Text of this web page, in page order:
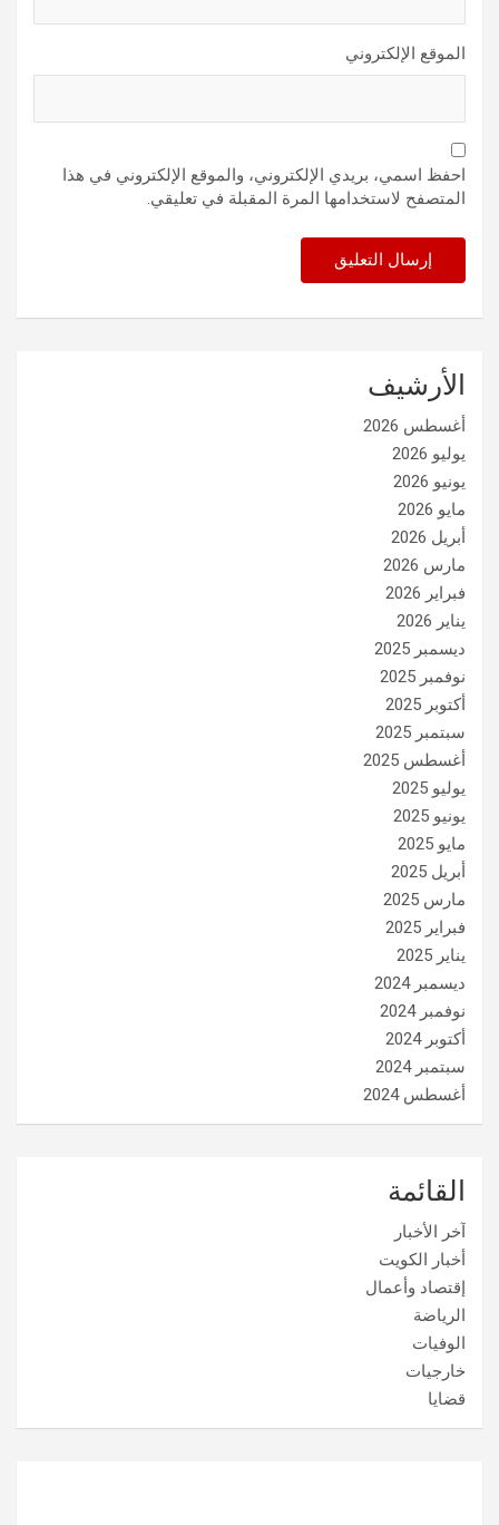
الموقع الإلكتروني
احفظ اسمي، بريدي الإلكتروني، والموقع الإلكتروني في هذا
المتصفح لاستخدامها المرة المقبلة في تعليقي.
الأرشيف
أغسطس 2026
يوليو 2026
يونيو 2026
مايو 2026
أبريل 2026
مارس 2026
فبراير 2026
يناير 2026
ديسمبر 2025
نوفمبر 2025
أكتوبر 2025
سبتمبر 2025
أغسطس 2025
يوليو 2025
يونيو 2025
مايو 2025
أبريل 2025
مارس 2025
فبراير 2025
يناير 2025
ديسمبر 2024
نوفمبر 2024
أكتوبر 2024
سبتمبر 2024
أغسطس 2024
القائمة
آخر الأخبار
أخبار الكويت
إقتصاد وأعمال
الرياضة
الوفيات
خارجيات
قضايا